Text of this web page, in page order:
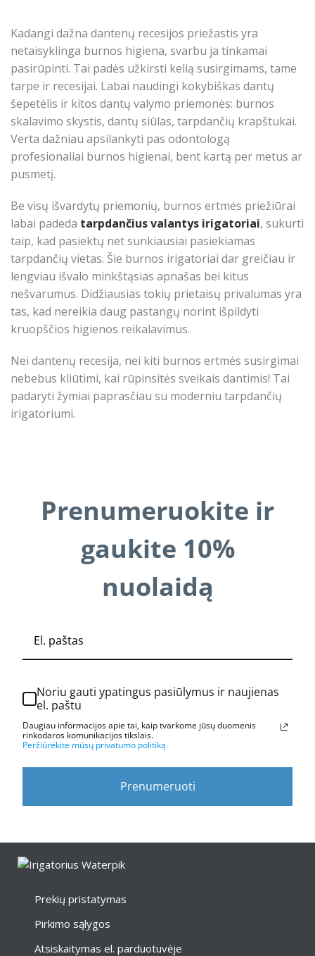
Kadangi dažna dantenų recesijos priežastis yra
netaisyklinga burnos higiena, svarbu ja tinkamai
pasirūpinti. Tai padės užkirsti kelią susirgimams, tame
tarpe ir recesijai. Labai naudingi kokybiškas dantų
šepetėlis ir kitos dantų valymo priemonės: burnos
skalavimo skystis, dantų siūlas, tarpdančių krapštukai.
Verta dažniau apsilankyti pas odontologą
profesionaliai burnos higienai, bent kartą per metus ar
pusmetį.
Be visų išvardytų priemonių, burnos ertmės priežiūrai
labai padeda tarpdančius valantys irigatoriai, sukurti
taip, kad pasiektų net sunkiausiai pasiekiamas
tarpdančių vietas. Šie burnos irigatoriai dar greičiau ir
lengviau išvalo minkštąsias apnašas bei kitus
nešvarumus. Didžiausias tokių prietaisų privalumas yra
tas, kad nereikia daug pastangų norint išpildyti
kruopščios higienos reikalavimus.
Nei dantenų recesija, nei kiti burnos ertmės susirgimai
nebebus kliūtimi, kai rūpinsitės sveikais dantimis! Tai
padaryti žymiai paprasčiau su moderniu tarpdančių
irigatoriumi.
Prenumeruokite ir
gaukite 10%
nuolaidą
Noriu gauti ypatingus pasiūlymus ir naujienas
el. paštu
Daugiau informacijos apie tai, kaip tvarkome jūsų duomenis
rinkodaros komunikacijos tikslais.
Peržiūrėkite mūsų privatumo politiką.
Prenumeruoti
Prekių pristatymas
Pirkimo sąlygos
Atsiskaitymas el. parduotuvėje